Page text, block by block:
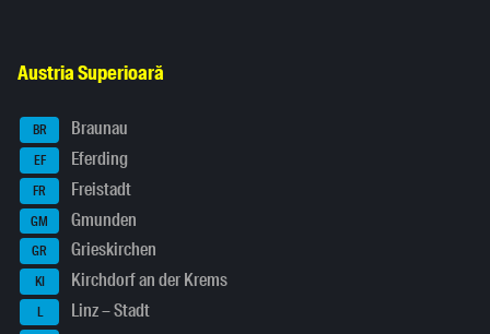
Austria Superioară
BR Braunau
EF Eferding
FR Freistadt
GM Gmunden
GR Grieskirchen
KI Kirchdorf an der Krems
L Linz – Stadt